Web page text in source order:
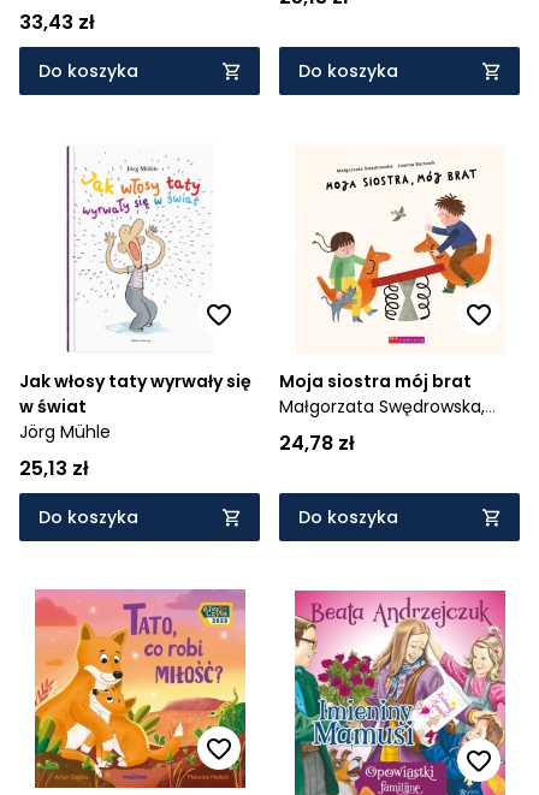
33,43 zł
Do koszyka Do koszyka
Jak włosy taty wyrwały się
w świat
Jörg Mühle
25,13 zł
Do koszyka
Moja siostra mój brat
Małgorzata Swędrowska,
Joanna Bartosik
24,78 zł
Do koszyka